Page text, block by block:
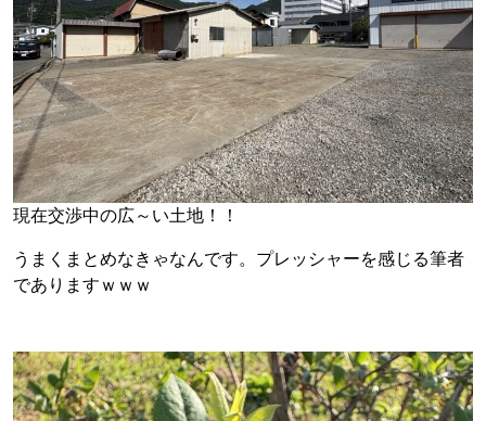
現在交渉中の広～い土地！！
うまくまとめなきゃなんです。プレッシャーを感じる筆者
でありますｗｗｗ